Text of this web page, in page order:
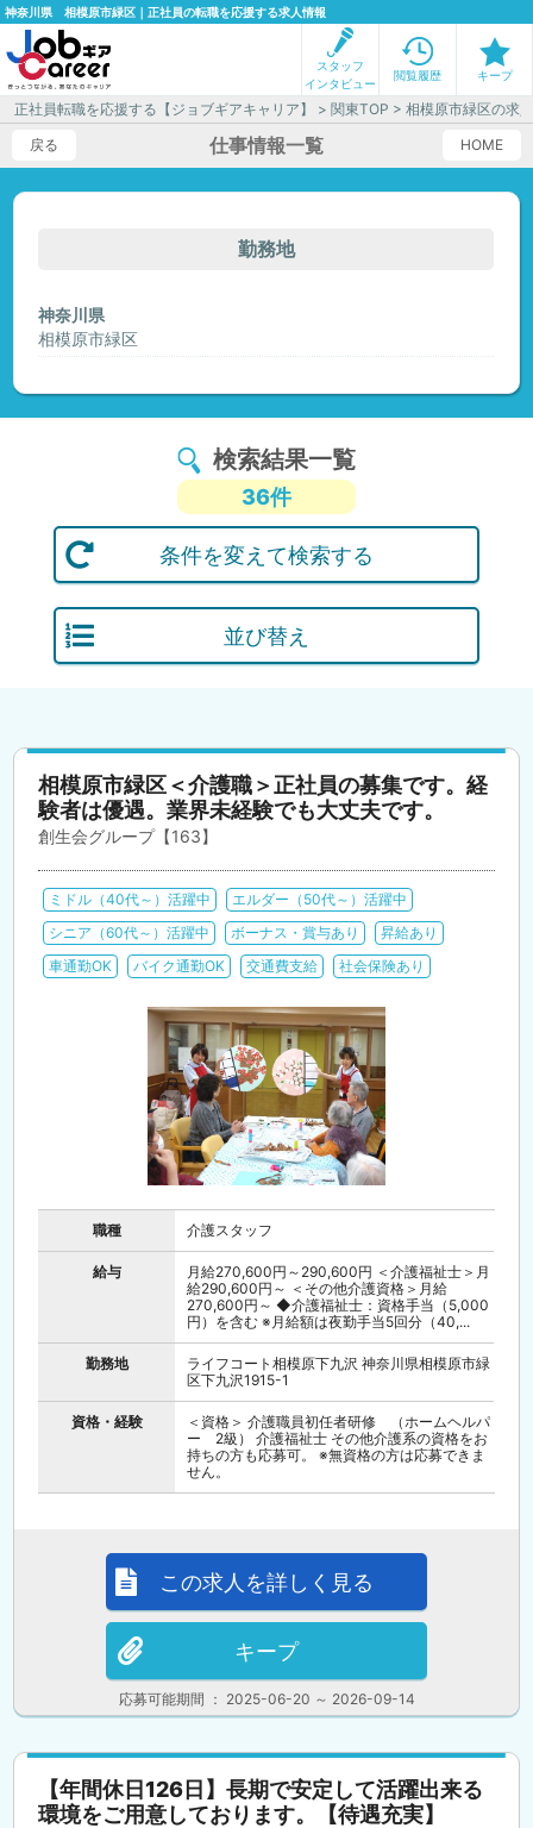
神奈川県 相模原市緑区｜正社員の転職を応援する求人情報
スタッフ
インタビュー
閲覧履歴 キープ
正社員転職を応援する【ジョブギアキャリア】 >関東TOP > 相模原市緑区の求
戻る
HOME
仕事情報一覧
勤務地
神奈川県
相模原市緑区
検索結果一覧
36件
条件を変えて検索する
並び替え
相模原市緑区＜介護職＞正社員の募集です。経
験者は優遇。業界未経験でも大丈夫です。
創生会グループ【163】
ミドル（40代～）活躍中
エルダー（50代～）活躍中
シニア（60代～）活躍中
ボーナス・賞与あり
昇給あり
車通勤OK
バイク通勤OK 交通費支給 社会保険あり
職種 介護スタッフ
給与
月給270,600円～290,600円 ＜介護福祉士＞月
給290,600円～ ＜その他介護資格＞月給
270,600円～ ◆介護福祉士：資格手当（5,000
円）を含む ※月給額は夜勤手当5回分（40,...
勤務地
ライフコート相模原下九沢 神奈川県相模原市緑
区下九沢1915-1
資格・経験
＜資格＞ 介護職員初任者研修 （ホームヘルパ
ー 2級） 介護福祉士 その他介護系の資格をお
持ちの方も応募可。 ※無資格の方は応募できま
せん。
応募可能期間 ： 2025-06-20 ～ 2026-09-14
この求人を詳しく見る
キープ
【年間休日126日】長期で安定して活躍出来る
環境をご用意しております。【待遇充実】